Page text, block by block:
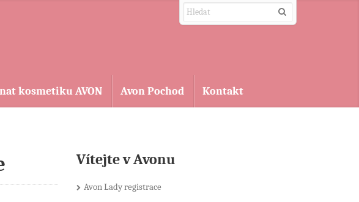
kosmetiku AVON Avon Pochod Kontakt
Vítejte v Avonu
Avon Lady registrace